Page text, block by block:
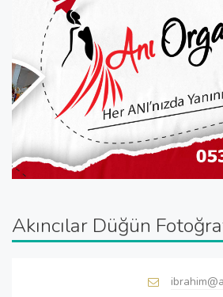
Akıncılar Düğün